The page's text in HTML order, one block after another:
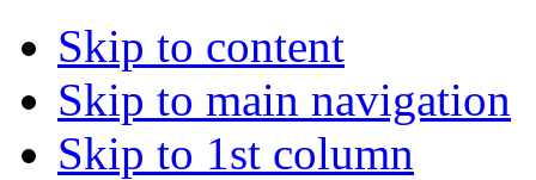
Skip to content
Skip to main navigation
Skip to 1st column